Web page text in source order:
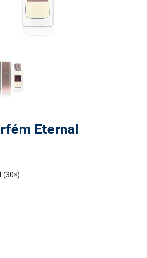
Eternal
(30×)